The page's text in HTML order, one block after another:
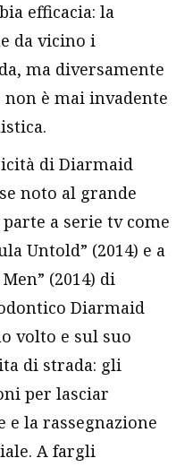
efficacia: la
da vicino i
ma diversamente
è mai invadente
di Diarmaid
noto al grande
a serie tv come
Untold” (2014) e a
(2014) di
Diarmaid
volto e sul suo
di strada: gli
per lasciar
la rassegnazione
A fargli